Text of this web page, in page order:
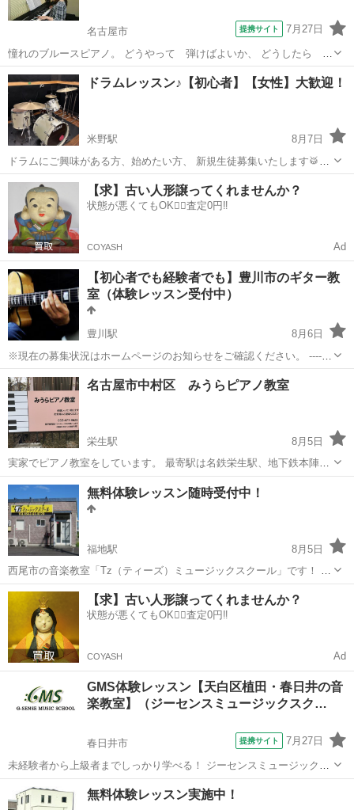
名古屋市 提携サイト 7月27日
憧れのブルースピアノ。 どうやって 弾けばよいか、 どうしたら カ
ッコよくひけるか。。。を 学びます。
愛知 名古屋市
ドラムレッスン♪【初心者】【女性】大歓迎！
米野駅
8月7日
ドラムにご興味がある方、始めたい方、 新規生徒募集いたします🥁✨
老若男女、不器用問わず、初心者の方を中心に、 レッスンしていきま
す！ まずは、音楽やバンド、ドラムの楽しさから 一緒に学んでいきま
しょう☺️👍🏻 △▼△▼...
愛知 名古屋市 米野駅 ドラム レッスン
【求】古い人形譲ってくれませんか？
状態が悪くてもOK🙆‍♀️査定0円‼️
COYASH Ad
【初心者でも経験者でも】豊川市のギター教
室（体験レッスン受付中）
豊川駅
8月6日
※現在の募集状況はホームページのお知らせをご確認ください。 -------
--------------------------------- ■趣味のギター演奏をレベルアップしたい方、
これからギターを初めてみたい...
愛知 豊川市 豊川駅 ギター 趣味
名古屋市中村区 みうらピアノ教室
栄生駅
8月5日
実家でピアノ教室をしています。 最寄駅は名鉄栄生駅、地下鉄本陣駅
です。 アットホームな雰囲気で楽しくレッスンしています^ ^ 指導歴9
年、はじめてピアノを触るお子様から大人の方まで、幅広い方に。 ☆
水曜日、日曜日お...
愛知 名古屋市 栄生駅 ピアノ レッスン
無料体験レッスン随時受付中！
福地駅
8月5日
西尾市の音楽教室「Tz（ティーズ）ミュージックスクール」です！ 新
学期・新生活のシーズンも近づき、ピアノ教室でも新しく生徒さんを
大募集しております。 5周年を目前にしたキャンペーンも実施中で
す。 ぜひ「Tzミュ...
愛知 西尾市 福地駅 ピアノ 音楽教室
【求】古い人形譲ってくれませんか？
状態が悪くてもOK🙆‍♀️査定0円‼️
COYASH Ad
GMS体験レッスン【天白区植田・春日井の音
楽教室】（ジーセンスミュージックスク…
春日井市 提携サイト 7月27日
未経験者から上級者までしっかり学べる！ ジーセンスミュージックス
クール（名古屋植田本校・春日井校） レッスン始めるならまずは体験
レッスン！ ・気軽にレッスンを試したい ・どんな先生が教えているの
愛知 春日井市 ギター
無料体験レッスン実施中！